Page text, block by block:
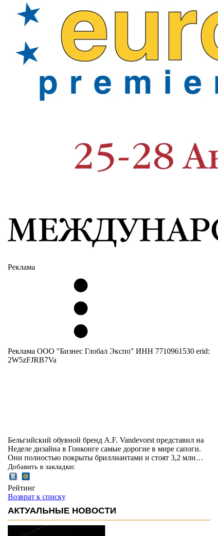
Реклама
Реклама ООО "Бизнес Глобал Экспо" ИНН 7710961530 erid:
2W5zFJRB7Va
Бельгийский обувной бренд A.F. Vandevorst представил на
Неделе дизайна в Гонконге самые дорогие в мире сапоги.
Они полностью покрыты бриллиантами и стоят 3,2 млн…
Добавить в закладки:
Рейтинг
Возврат к списку
АКТУАЛЬНЫЕ НОВОСТИ